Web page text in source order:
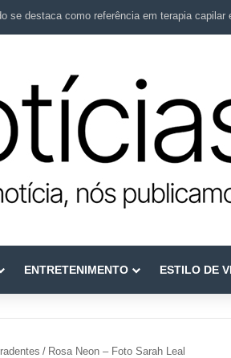
se destaca como referência em terapia capilar
ENTRETENIMENTO ESTILO DE
/ Rosa Neon – Foto Sarah Leal